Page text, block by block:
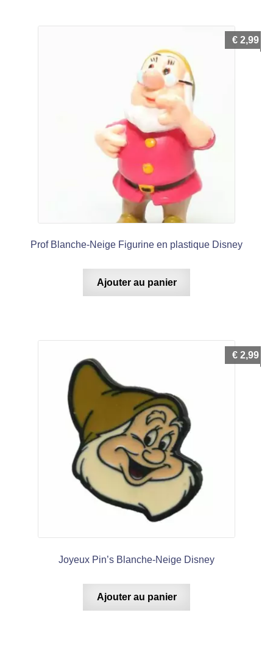
Prof Blanche-Neige Figurine en plastique Disney
€ 2,99
Ajouter au panier
Joyeux Pin’s Blanche-Neige Disney
€ 2,99
Ajouter au panier